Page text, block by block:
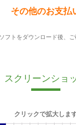
その他のお支払
フトをダウンロード後、ご
スクリーンショ
クリックで拡大しま